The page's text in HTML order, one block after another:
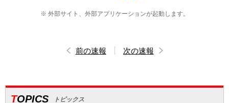
※ 外部サイト、外部アプリケーションが起動します。
前の速報 次の速報
TOPICS トピックス